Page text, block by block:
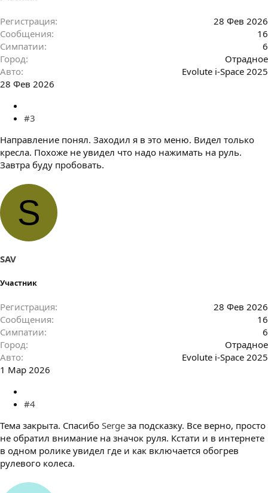
Регистрация
28 Фев 2026
Сообщения
16
Симпатии
6
Город
Отрадное
Авто
Evolute i-Space 2025
28 Фев 2026
#3
Направление понял. Заходил я в это меню. Видел только
кресла. Похоже не увидел что надо нажимать на руль.
Завтра буду пробовать.
S
SAV
Участник
Регистрация
28 Фев 2026
Сообщения
16
Симпатии
6
Город
Отрадное
Авто
Evolute i-Space 2025
1 Мар 2026
#4
Тема закрыта. Спасибо Serge за подсказку. Все верно, просто
не обратил внимание на значок руля. Кстати и в интернете
в одном ролике увидел где и как включается обогрев
рулевого колеса.